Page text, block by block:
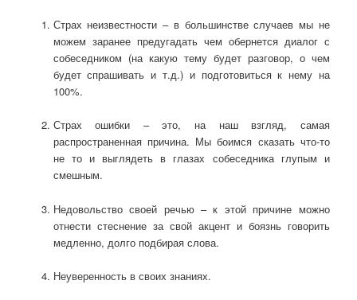
Страх неизвестности – в большинстве случаев мы не
можем заранее предугадать чем обернется диалог с
собеседником (на какую тему будет разговор, о чем
будет спрашивать и т.д.) и подготовиться к нему на
100%.
Страх ошибки – это, на наш взгляд, самая
распространенная причина. Мы боимся сказать что-то
не то и выглядеть в глазах собеседника глупым и
смешным.
Недовольство своей речью – к этой причине можно
отнести стеснение за свой акцент и боязнь говорить
медленно, долго подбирая слова.
Неуверенность в своих знаниях.